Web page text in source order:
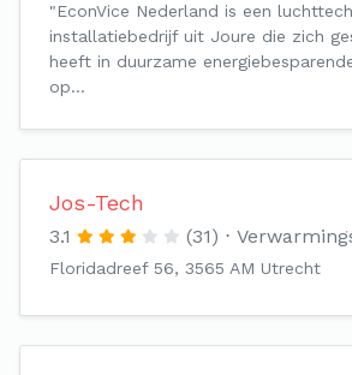
"EconVice Nederland is een
installatiebedrijf uit Joure die zich
heeft in duurzame
op…
Jos-Tech
3.1 (31)
Floridadreef 56, 3565 AM Utrecht